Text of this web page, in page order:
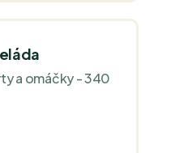
a omáčky - 340